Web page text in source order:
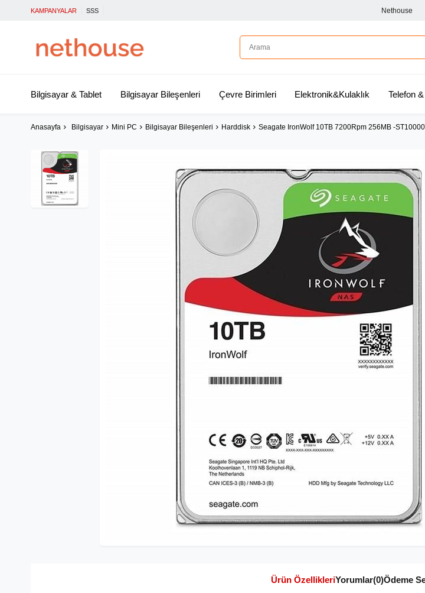
KAMPANYALAR SSS Nethouse
Bilgisayar & Tablet Bilgisayar Bileşenleri Çevre Birimleri Elektronik&Kulaklık Telefon
Anasayfa Bilgisayar Mini PC Bilgisayar Bileşenleri Harddisk Seagate IronWolf 10TB 7200Rpm 256MB -
Ürün ÖzellikleriYorumlar(0)Ödeme